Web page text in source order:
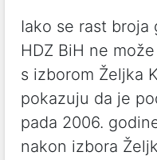
Iako se rast broja
HDZ BiH ne
s izborom Željka
pokazuju da je
pada 2006.
nakon izbora